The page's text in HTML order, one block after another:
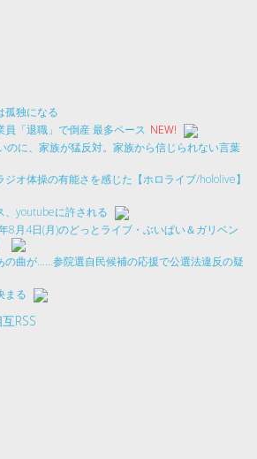
孤独になる
員「退職」で倒産 最多ペース NEW!
のに、家族が猛反対。家族から信じられない言葉
ジオ体操の有能さを感じた【ホロライブ/hololive】
、youtubeに許される
8月4日(月)のどっとライブ・ぶいぱい＆ガリベン
の曲が……参院選自民候補の応援で公選法違反の疑
まる
RSS